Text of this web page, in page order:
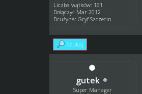
Liczba wątków: 161
Dołączył: Mar 2012
Drużyna: Gryf Szczecin
Szukaj
gutek
Super Manager